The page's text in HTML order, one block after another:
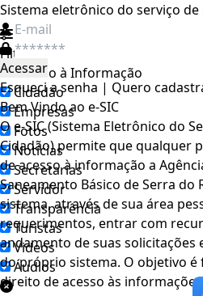
Filtrar por todos
Acesso à Informação
Cidadão
Empresas
Fotos
Notícias
Secretarias
Servidor
Transparência
Turistas
Videos
Áudios
Sistema eletrônico do serviço
Esqueci a senha | Quero
Bem Vindo ao e-SIC
O e-SIC (Sistema Eletrônico do
Cidadão) permite que qualquer
de acesso à informação a
Saneamento Básico de Serra do
sistema, através de sua área
requerimentos, entrar com
andamento de suas
do próprio sistema. O objetivo é
direito de acesso às